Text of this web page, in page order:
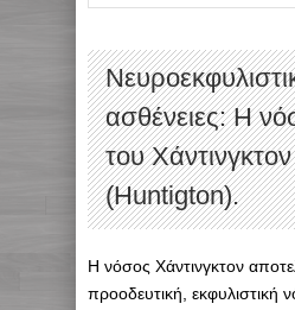
ασθένειες: H
του Χάντινγκτον
(Huntigton).
Η νόσος Χάντινγκτον
προοδευτική, εκφυλιστική